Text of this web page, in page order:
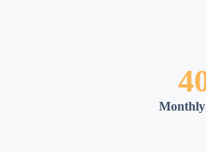
Monthly